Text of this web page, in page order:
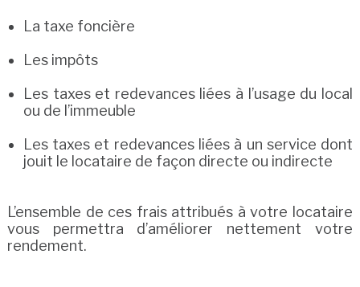
La taxe foncière
Les impôts
Les taxes et redevances liées à l’usage du local
ou de l’immeuble
Les taxes et redevances liées à un service dont
jouit le locataire de façon directe ou indirecte
L’ensemble de ces frais attribués à votre locataire
vous permettra d’améliorer nettement votre
rendement.